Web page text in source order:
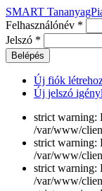
SMART
Felhasználónév *
Jelszó *
Új fiók
Új jelszó
strict warning:
/var/www/
strict warning:
/var/www/
strict warning:
/var/www/